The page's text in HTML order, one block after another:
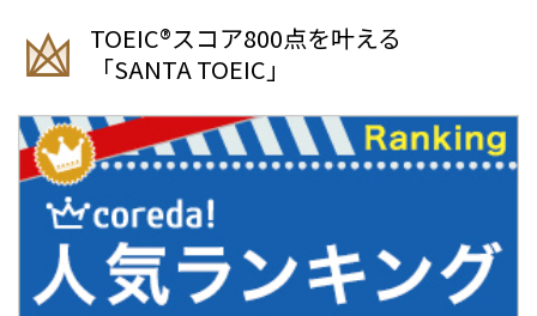
TOEIC®︎スコア800点を叶える
「SANTA TOEIC」